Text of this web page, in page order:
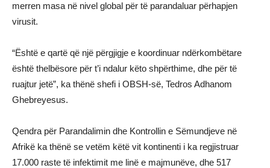
merren masa në nivel global për të parandaluar përhapjen
virusit.
“Është e qartë që një përgjigje e koordinuar ndërkombëtare
është thelbësore për t’i ndalur këto shpërthime, dhe për të
ruajtur jetë”, ka thënë shefi i OBSH-së, Tedros Adhanom
Ghebreyesus.
Qendra për Parandalimin dhe Kontrollin e Sëmundjeve në
Afrikë ka thënë se vetëm këtë vit kontinenti i ka regjistruar
17.000 raste të infektimit me linë e majmunëve, dhe 517